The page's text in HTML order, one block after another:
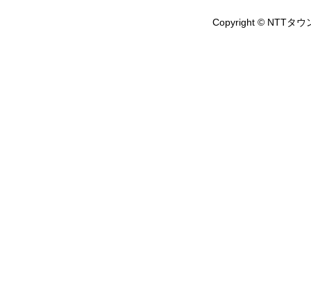
Copyright © NTTタウ